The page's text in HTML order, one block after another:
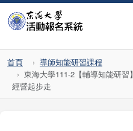
首頁
導師知能研習課程
東海大學111-2【輔導知能研
經營起步走